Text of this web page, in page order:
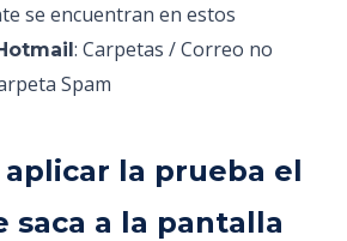
se encuentran en estos
: Carpetas / Correo no
Spam
la prueba el
saca a la pantalla